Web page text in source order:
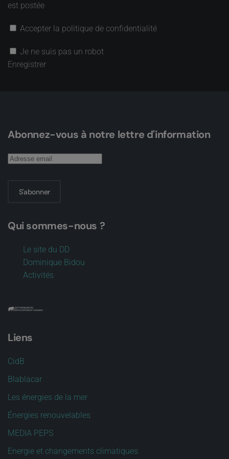
est postée
Accepter la politique de confidentialité
Je ne suis pas un robot
Enregistrer
Abonnez-vous à notre lettre d'information
S'abonner
Qui sommes-nous ?
Le site du DD
Dominique Bidou
Activités
Liens
CidB
Blablacar
Les énergies de la mer
Énergies renouvelables
MEDIA PEPS
Energie et changements climatiques